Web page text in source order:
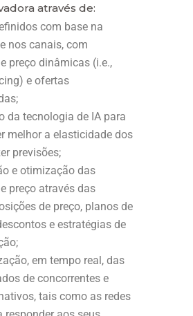
através de:
com base na
nos canais, com
preço dinâmicas (i.e.,
e ofertas
da tecnologia de IA para
melhor a elasticidade dos
previsões;
e otimização das
preço através das
de preço, planos de
e estratégias de
em tempo real, das
de concorrentes e
tais como as redes